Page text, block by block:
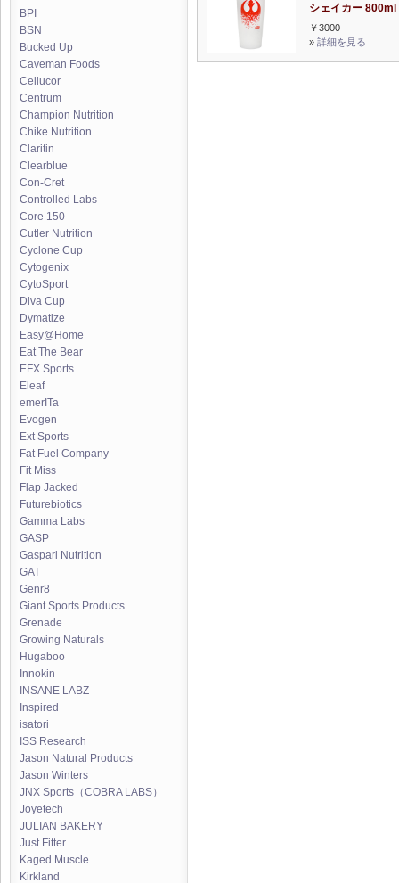
BPI
BSN
Bucked Up
Caveman Foods
Cellucor
Centrum
Champion Nutrition
Chike Nutrition
Claritin
Clearblue
Con-Cret
Controlled Labs
Core 150
Cutler Nutrition
Cyclone Cup
Cytogenix
CytoSport
Diva Cup
Dymatize
Easy@Home
Eat The Bear
EFX Sports
Eleaf
emerITa
Evogen
Ext Sports
Fat Fuel Company
Fit Miss
Flap Jacked
Futurebiotics
Gamma Labs
GASP
Gaspari Nutrition
GAT
Genr8
Giant Sports Products
Grenade
Growing Naturals
Hugaboo
Innokin
INSANE LABZ
Inspired
isatori
ISS Research
Jason Natural Products
Jason Winters
JNX Sports（COBRA LABS）
Joyetech
JULIAN BAKERY
Just Fitter
Kaged Muscle
Kirkland
シェイカー 800ml
￥3000
» 詳細を見る